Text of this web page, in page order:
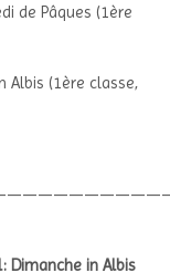
de Pâques (1ère
Albis (1ère classe,
Dimanche in Albis